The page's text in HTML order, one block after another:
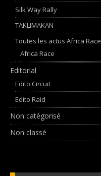
Silk Way Rally
TAKLIMAKAN
Toutes les actus Africa Race
Africa Race
Editorial
Edito Circuit
Edito Raid
Non catégorisé
Non classé